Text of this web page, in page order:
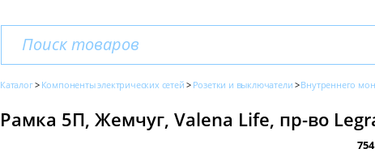
Каталог Компоненты электрических сетей Розетки и выключатели Внутреннего
Рамка 5П, Жемчуг, Valena Life, пр-во